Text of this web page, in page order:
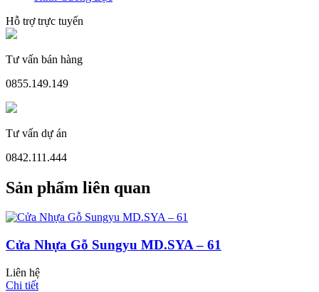
Hỗ trợ trực tuyến
Tư vấn bán hàng
0855.149.149
Tư vấn dự án
0842.111.444
Sản phẩm liên quan
Cửa Nhựa Gỗ Sungyu MD.SYA – 61
Liên hệ
Chi tiết